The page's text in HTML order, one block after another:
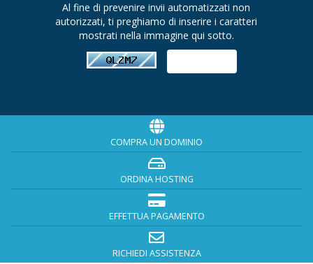
Al fine di prevenire invii automatizzati non
autorizzati, ti preghiamo di inserire i caratteri
mostrati nella immagine qui sotto.
COMPRA UN DOMINIO
ORDINA HOSTING
EFFETTUA PAGAMENTO
RICHIEDI ASSISTENZA